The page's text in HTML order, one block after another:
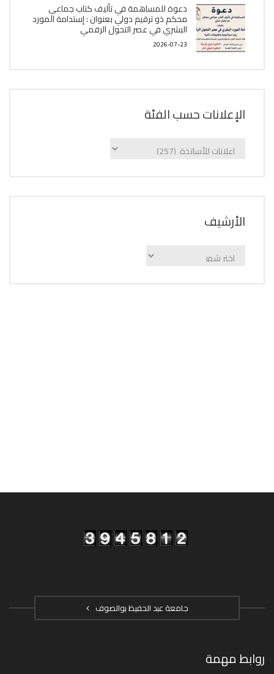
دعوة للمساهمة في تأليف كتاب جماعي
محكم ذو ترقيم دولي بعنوان : إستدامة المورد
البشري في عصر التحول الرقمي
2026-07-23
الإعلانات حسب الفئة
الإعلانات
اﻷرشيف
اﻷرشيف
جامعة عبد الحفيظ بوالصوف
روابط مهمة